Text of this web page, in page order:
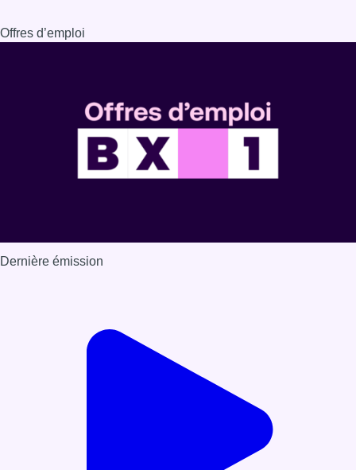
Offres d’emploi
Dernière émission